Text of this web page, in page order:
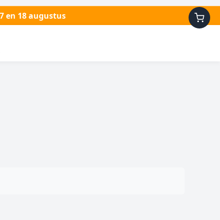
en 18 augustus